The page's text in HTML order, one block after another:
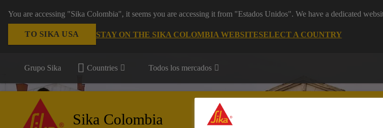
You are accessing "Sika Colombia", it seems you are accessing it from "Estados Unidos". We have a dedicated
TO SIKA USA STAY ON THE SIKA COLOMBIA WEBSITESELECT A COUNTRY
Grupo Sika Countries Todos los mercados
Sika Colombia